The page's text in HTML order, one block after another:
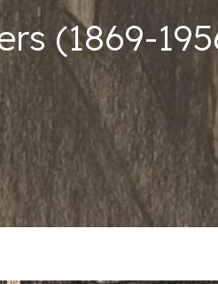
(1869-